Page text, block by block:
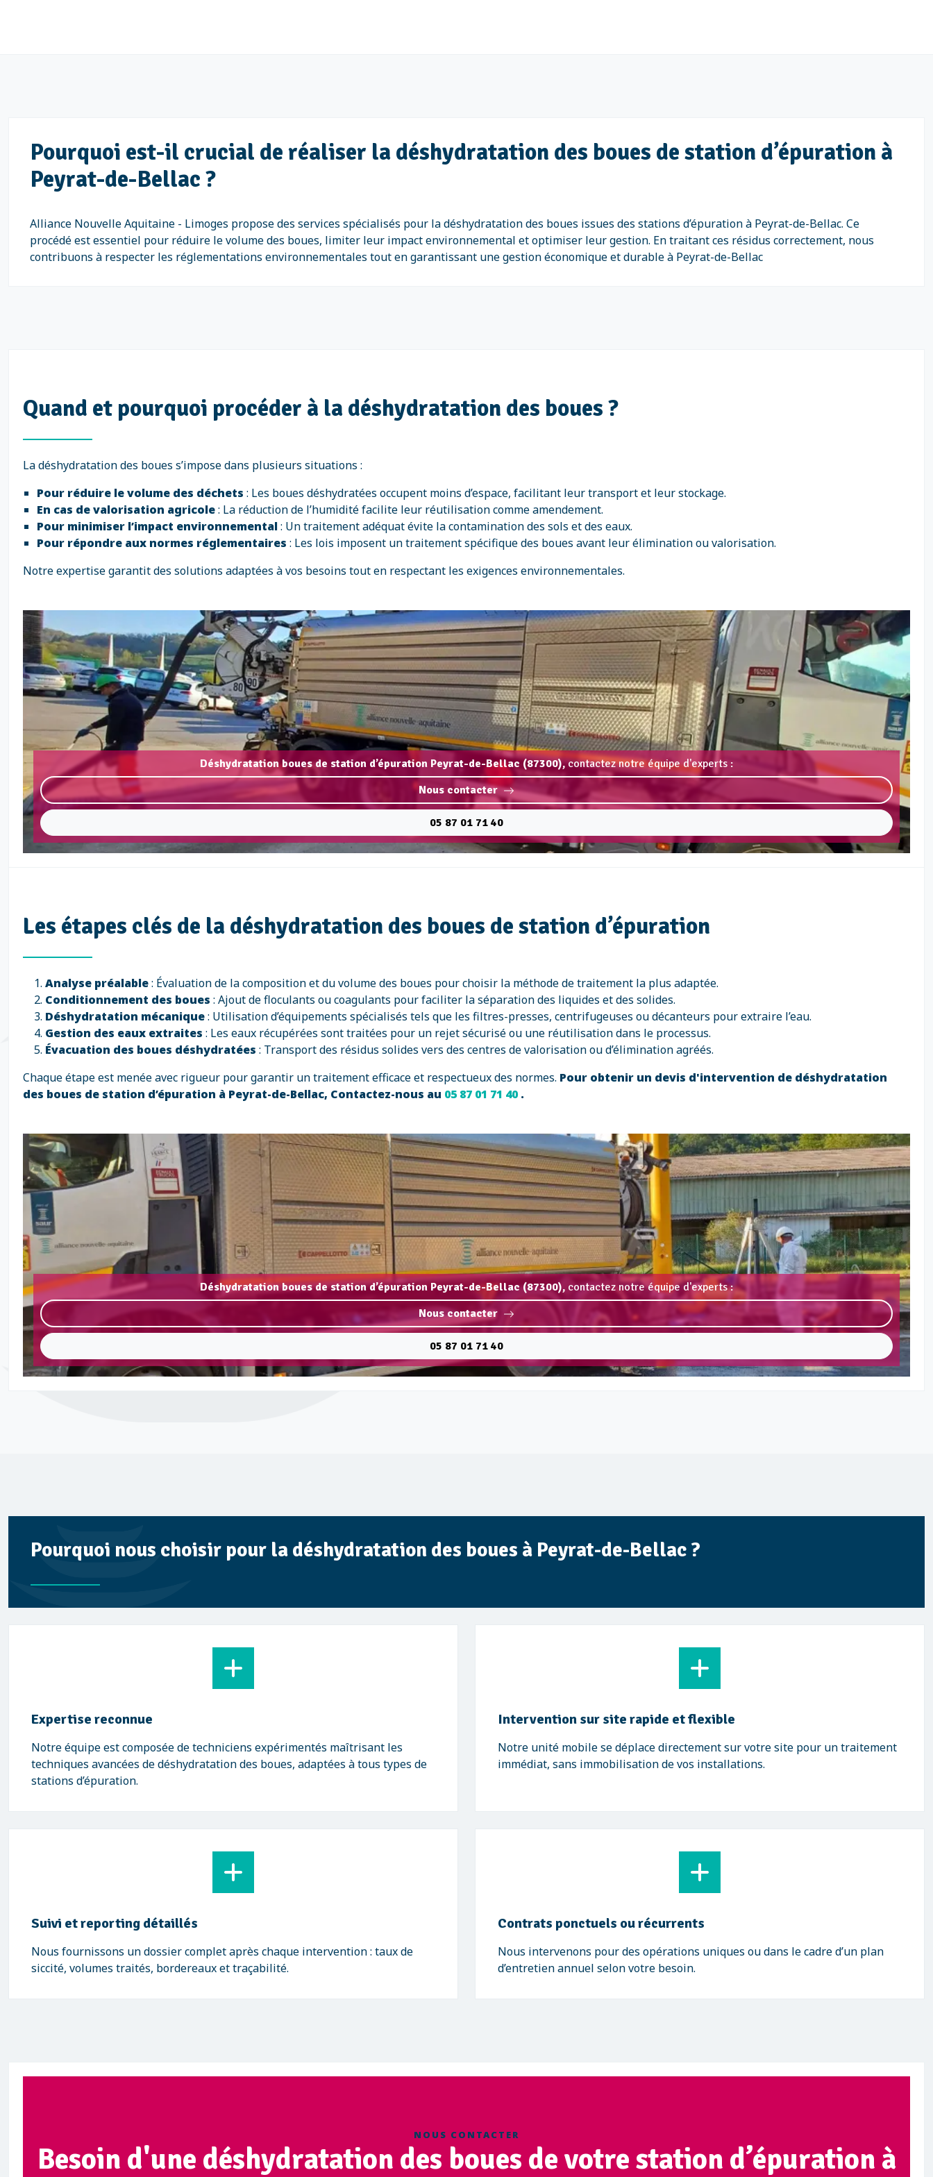
Pourquoi est-il crucial de réaliser la déshydratation des boues de station d’épuration à
Peyrat-de-Bellac ?
Alliance Nouvelle Aquitaine - Limoges propose des services spécialisés pour la déshydratation des boues issues des stations d’épuration à Peyrat-de-Bellac. Ce
procédé est essentiel pour réduire le volume des boues, limiter leur impact environnemental et optimiser leur gestion. En traitant ces résidus correctement, nous
contribuons à respecter les réglementations environnementales tout en garantissant une gestion économique et durable à Peyrat-de-Bellac
Quand et pourquoi procéder à la déshydratation des boues ?
La déshydratation des boues s’impose dans plusieurs situations :
Pour réduire le volume des déchets : Les boues déshydratées occupent moins d’espace, facilitant leur transport et leur stockage.
En cas de valorisation agricole: La réduction de l’humidité facilite leur réutilisation comme amendement.
Pour minimiser l’impact environnemental: Un traitement adéquat évite la contamination des sols et des eaux.
Pour répondre aux normes réglementaires : Les lois imposent un traitement spécifique des boues avant leur élimination ou valorisation.
Notre expertise garantit des solutions adaptées à vos besoins tout en respectant les exigences environnementales.
Déshydratation boues de station d’épuration Peyrat-de-Bellac (87300),contactez notre équipe d'experts :
Nous contacter
05 87 01 71 40
Les étapes clés de la déshydratation des boues de station d’épuration
Analyse préalable: Évaluation de la composition et du volume des boues pour choisir la méthode de traitement la plus adaptée.
Conditionnement des boues : Ajout de floculants ou coagulants pour faciliter la séparation des liquides et des solides.
Déshydratation mécanique: Utilisation d’équipements spécialisés tels que les filtres-presses, centrifugeuses ou décanteurs pour extraire l’eau.
Gestion des eaux extraites : Les eaux récupérées sont traitées pour un rejet sécurisé ou une réutilisation dans le processus.
Évacuation des boues déshydratées : Transport des résidus solides vers des centres de valorisation ou d’élimination agréés.
Chaque étape est menée avec rigueur pour garantir un traitement efficace et respectueux des normes. Pour obtenir un devis d'intervention de déshydratation
des boues de station d’épuration à Peyrat-de-Bellac, Contactez-nous au 05 87 01 71 40.
Déshydratation boues de station d’épuration Peyrat-de-Bellac (87300), contactez notre équipe d'experts :
Nous contacter
05 87 01 71 40
Pourquoi nous choisir pour la déshydratation des boues à Peyrat-de-Bellac ?
Expertise reconnue
Notre équipe est composée de techniciens expérimentés maîtrisant les
techniques avancées de déshydratation des boues, adaptées à tous types de
stations d’épuration.
Intervention sur site rapide et flexible
Notre unité mobile se déplace directement sur votre site pour un traitement
immédiat, sans immobilisation de vos installations.
Suivi et reporting détaillés
Nous fournissons un dossier complet après chaque intervention : taux de
siccité, volumes traités, bordereaux et traçabilité.
Contrats ponctuels ou récurrents
Nous intervenons pour des opérations uniques ou dans le cadre d’un plan
d’entretien annuel selon votre besoin.
NOUS CONTACTER
Besoin d'une déshydratation des boues de votre station d’épuration à